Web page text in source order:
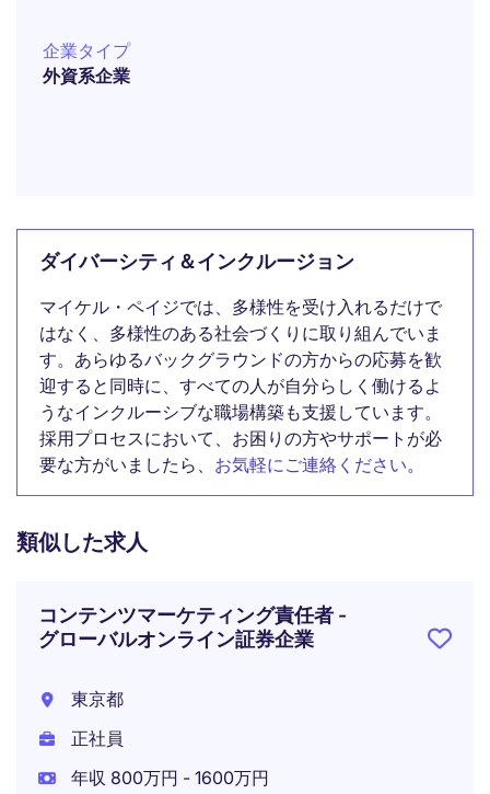
企業タイプ
外資系企業
ダイバーシティ＆インクルージョン
マイケル・ペイジでは、多様性を受け入れるだけで
はなく、多様性のある社会づくりに取り組んでいま
す。あらゆるバックグラウンドの方からの応募を歓
迎すると同時に、すべての人が自分らしく働けるよ
うなインクルーシブな職場構築も支援しています。
採用プロセスにおいて、お困りの方やサポートが必
要な方がいましたら、 お気軽にご連絡ください。
類似した求人
コンテンツマーケティング責任者 -
グローバルオンライン証券企業
東京都
正社員
年収 800万円 - 1600万円